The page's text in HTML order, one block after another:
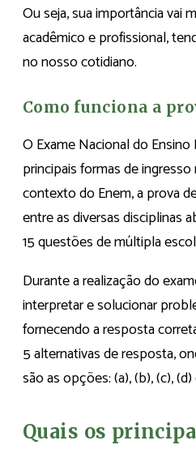
Ou seja, sua importância vai
acadêmico e profissional,
no nosso cotidiano.
Como funciona a
O Exame Nacional do
principais formas de
contexto do Enem, a prova
entre as diversas disciplinas
15 questões de múltipla
Durante a realização do
interpretar e solucionar
fornecendo a resposta
5 alternativas de resposta,
são as opções: (a), (b), (c), (d)
Quais os